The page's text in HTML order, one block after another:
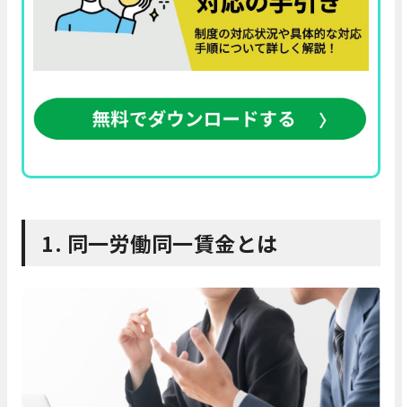
1. 同一労働同一賃金とは